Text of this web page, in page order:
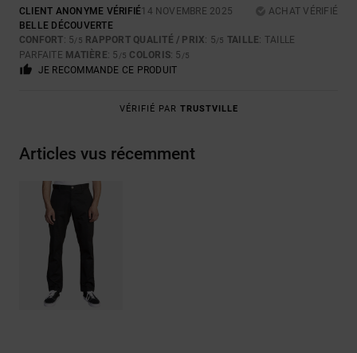
CLIENT ANONYME VÉRIFIÉ14 NOVEMBRE 2025
ACHAT VÉRIFIÉ
BELLE DÉCOUVERTE
CONFORT: 5/5 RAPPORT QUALITÉ / PRIX: 5/5 TAILLE: TAILLE
PARFAITE MATIÈRE: 5 /5 COLORIS: 5 /5
JE RECOMMANDE CE PRODUIT
VÉRIFIÉ PAR TRUSTVILLE
Articles vus récemment